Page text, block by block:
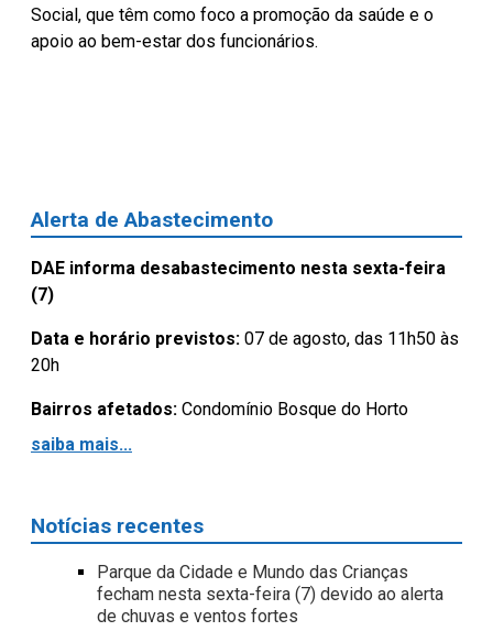
Social, que têm como foco a promoção da saúde e o
apoio ao bem-estar dos funcionários.
Alerta de Abastecimento
DAE informa desabastecimento nesta sexta-feira
(7)
Data e horário previstos: 07 de agosto, das 11h50 às
20h
Bairros afetados: Condomínio Bosque do Horto
saiba mais...
Notícias recentes
Parque da Cidade e Mundo das Crianças
fecham nesta sexta-feira (7) devido ao alerta
de chuvas e ventos fortes